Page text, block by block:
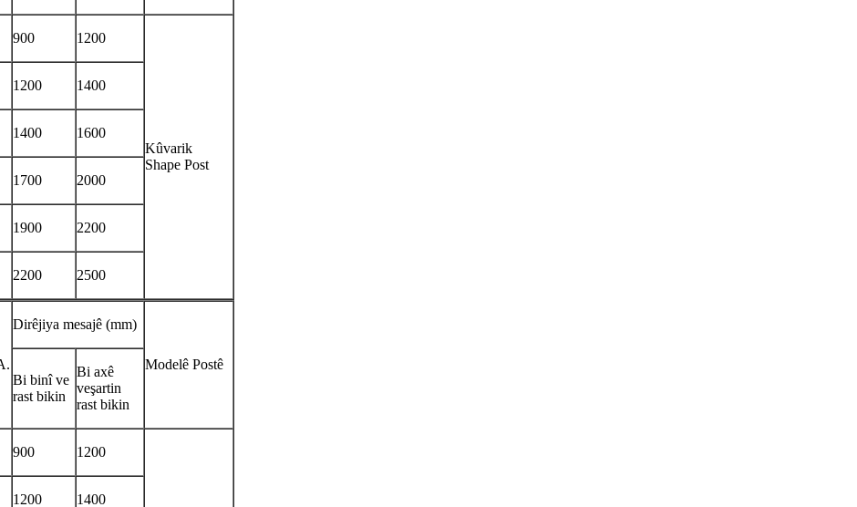
900 1200
Kûvarik
Shape Post
1200 1400
1400 1600
1700 2000
1900 2200
2200 2500
Dirêjiya mesajê (mm)
Modelê Postê
Bi binî ve
rast bikin
Bi axê
veşartin
rast bikin
900 1200
1200 1400